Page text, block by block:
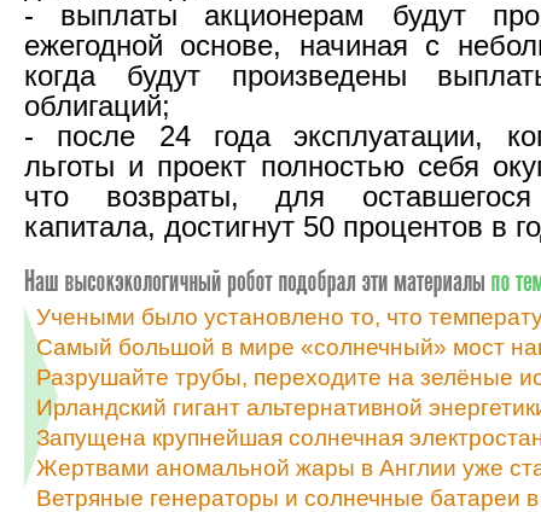
- выплаты акционерам будут
ежегодной основе, начиная с
когда будут произведены
облигаций;
- после 24 года эксплуатации,
льготы и проект полностью себя
что возвраты, для оставшегося
капитала, достигнут 50 процентов в
Учеными было установлено то, что
Самый большой в мире «солнечный» мост
Разрушайте трубы, переходите на зелёные
Ирландский гигант альтернативной
Запущена крупнейшая солнечная
Жертвами аномальной жары в Англии уже
Ветряные генераторы и солнечные батареи